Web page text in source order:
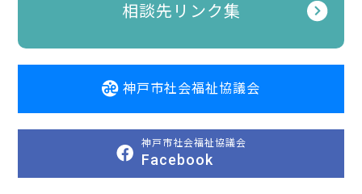
相談先リンク集
神戸市社会福祉協議会
神戸市社会福祉協議会
Facebook